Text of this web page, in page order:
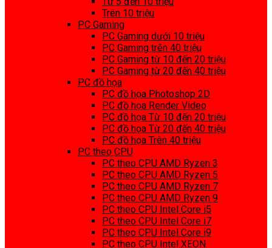
Trên 10 triệu
PC Gaming
PC Gaming dưới 10 triệu
PC Gaming trên 40 triệu
PC Gaming từ 10 đến 20 triệu
PC Gaming từ 20 đến 40 triệu
PC đồ họa
PC đồ họa Photoshop 2D
PC đồ họa Render Video
PC đồ họa Từ 10 đến 20 triệu
PC đồ họa Từ 20 đến 40 triệu
PC đồ họa Trên 40 triệu
PC theo CPU
PC theo CPU AMD Ryzen 3
PC theo CPU AMD Ryzen 5
PC theo CPU AMD Ryzen 7
PC theo CPU AMD Ryzen 9
PC theo CPU Intel Core i5
PC theo CPU Intel Core i7
PC theo CPU Intel Core i9
PC theo CPU Intel XEON